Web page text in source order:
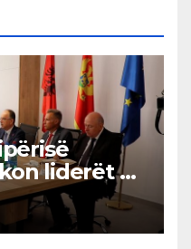
liderët e
në Ulqin